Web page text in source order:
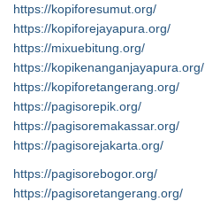
https://kopiforesumut.org/
https://kopiforejayapura.org/
https://mixuebitung.org/
https://kopikenanganjayapura.org/
https://kopiforetangerang.org/
https://pagisorepik.org/
https://pagisoremakassar.org/
https://pagisorejakarta.org/
https://pagisorebogor.org/
https://pagisoretangerang.org/